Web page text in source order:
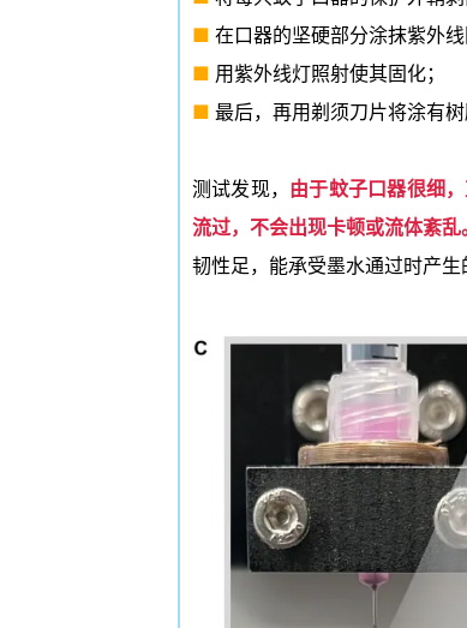
■ 在口器的坚硬部分涂抹紫外线
■ 用紫外线灯照射使其固化；
■ 最后，再用剃须刀片将涂有
测试发现， 由于蚊子口器很细
流过，不会出现卡顿或流体紊乱
韧性足，能承受墨水通过时产生